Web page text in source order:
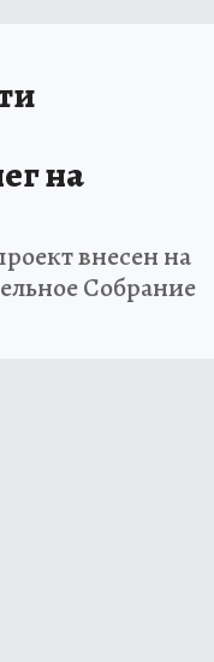
на
внесен на
Собрание